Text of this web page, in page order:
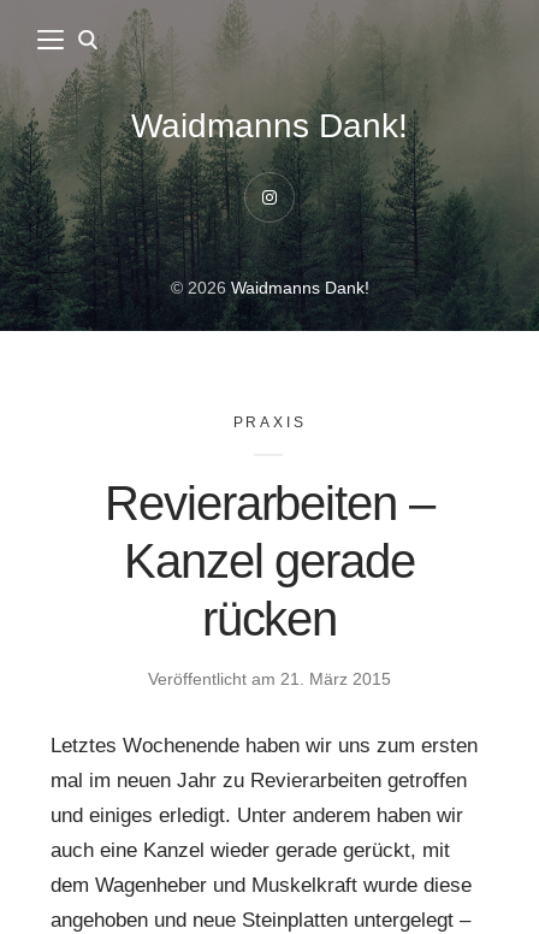
Waidmanns Dank!
Instagram
© 2026Waidmanns Dank!
PRAXIS
Revierarbeiten –
Kanzel gerade
rücken
Veröffentlicht am 21. März 2015
Letztes Wochenende haben wir uns zum ersten
mal im neuen Jahr zu Revierarbeiten getroffen
und einiges erledigt. Unter anderem haben wir
auch eine Kanzel wieder gerade gerückt, mit
dem Wagenheber und Muskelkraft wurde diese
angehoben und neue Steinplatten untergelegt –